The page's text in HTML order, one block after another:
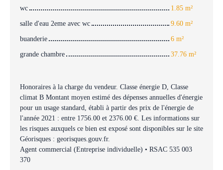
wc
1.85 m²
salle d'eau 2eme avec wc
9.60 m²
buanderie
6 m²
grande chambre
37.76 m²
Honoraires à la charge du vendeur. Classe énergie D, Classe
climat B Montant moyen estimé des dépenses annuelles d'énergie
pour un usage standard, établi à partir des prix de l'énergie de
l'année 2021 : entre 1756.00 et 2376.00 €. Les informations sur
les risques auxquels ce bien est exposé sont disponibles sur le site
Géorisques : georisques.gouv.fr.
Agent commercial (Entreprise individuelle) • RSAC 535 003
370